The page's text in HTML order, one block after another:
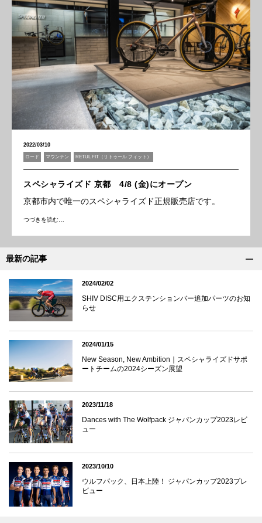
2022/03/10
ロード マウンテン RETUL FIT（リトゥール フィット）
スペシャライズド 京都 4/8 (金)にオープン
京都市内で唯一のスペシャライズド正規販売店です。
つづきを読む…
最新の記事
2024/02/02
SHIV DISC用エクステンションバー追加パーツのお知
らせ
2024/01/15
New Season, New Ambition｜スペシャライズドサポ
ートチームの2024シーズン展望
2023/11/18
Dances with The Wolfpack ジャパンカップ2023レビ
ュー
2023/10/10
ウルフパック、日本上陸！ ジャパンカップ2023プレ
ビュー